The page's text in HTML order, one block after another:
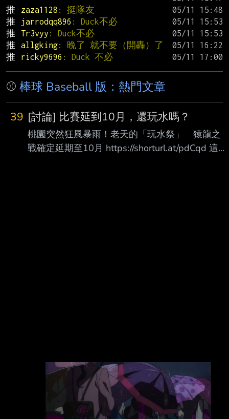
推
zaza1128 : 挺隊友
推
jarrodqq896 : Duck不必
推
Tr3vyy : Duck不必
推
allgking: 晚了 就不要（開轟）了
推
ricky9696 : Duck 不必
⚾ 棒球 Baseball 版：熱門文章
39 [討論] 比賽延到10月，還玩水嗎？
桃園突然狂風暴雨！老天的「玩水祭」 猿龍之
戰確定延期至10月 https://shorturl.at/pdCqd 這週